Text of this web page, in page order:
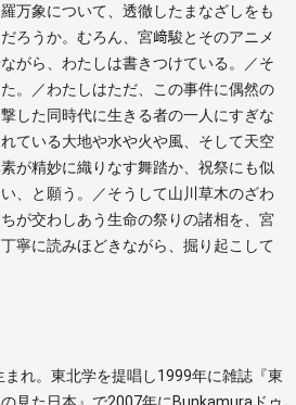
万象について、透徹したまなざしをも
ろうか。むろん、宮﨑駿とそのアニメ
がら、わたしは書きつけている。／そ
。／わたしはただ、この事件に偶然の
した同時代に生きる者の一人にすぎな
ている大地や水や火や風、そして天空
が精妙に織りなす舞踏か、祝祭にも似
、と願う。／そうして山川草木のざわ
が交わしあう生命の祭りの諸相を、宮
寧に読みほどきながら、掘り起こして
れ。東北学を提唱し1999年に雑誌『東
見た日本』で2007年にBunkamuraドゥ